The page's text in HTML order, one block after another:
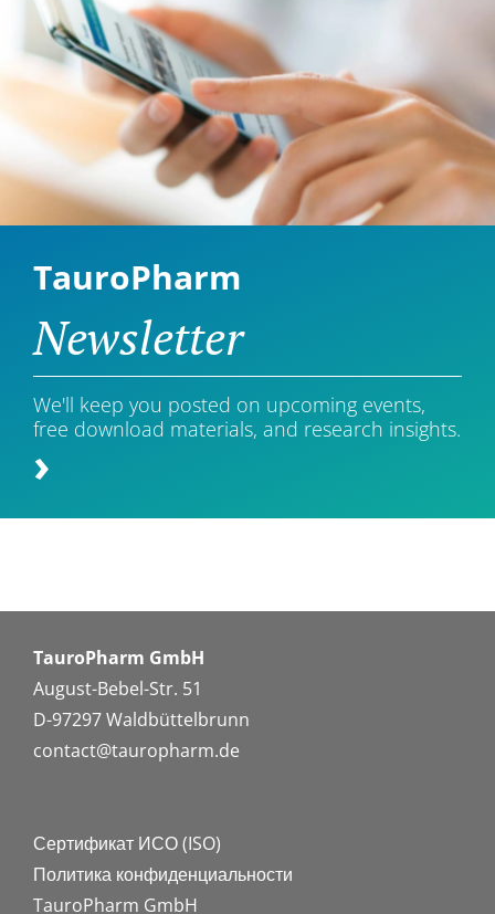
TauroPharm
Newsletter
We'll keep you posted on upcoming events,
free download materials, and research insights.
TauroPharm GmbH
August-Bebel-Str. 51
D-97297 Waldbüttelbrunn
contact@tauropharm.de
Сертификат ИСО (ISO)
Политика конфиденциальности
TauroPharm GmbH